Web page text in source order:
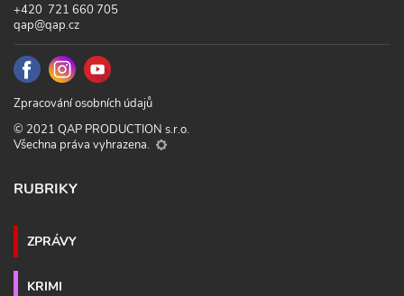
+420 721 660 705
qap@qap.cz
Zpracování osobních údajů
© 2021 QAP PRODUCTION s.r.o.
Všechna práva vyhrazena.
RUBRIKY
ZPRÁVY
KRIMI